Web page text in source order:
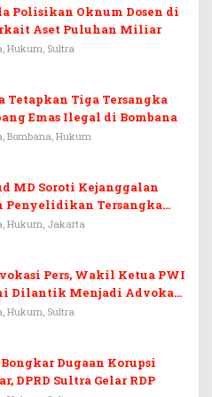
Polisikan Oknum Dosen di
Aset Puluhan Miliar
Hukum, Sultra
Tetapkan Tiga Tersangka
Emas Ilegal di Bombana
Bombana, Hukum
MD Soroti Kejanggalan
Penyelidikan Tersangka
Hukum, Jakarta
Pers, Wakil Ketua PWI
Dilantik Menjadi Advokat
Hukum, Sultra
Dugaan Korupsi
DPRD Sultra Gelar RDP